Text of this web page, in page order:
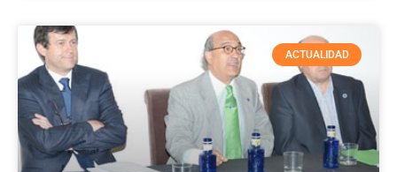
ACTUALIDAD